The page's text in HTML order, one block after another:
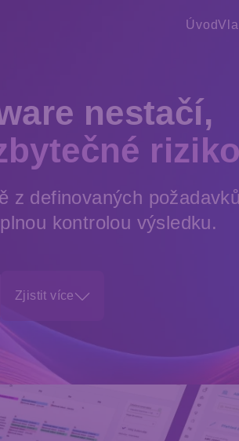
Úvod
nestačí,
z definovaných
kontrolou výsledku.
Zjistit více